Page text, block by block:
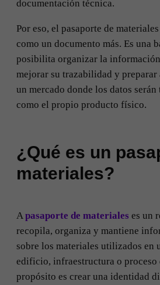
documentación técnica.
Por eso, el pasaporte de
como un documento más. Es una
posibilita organizar la
mejorar su trazabilidad y preparar
un mercado donde los datos
como el propio producto físico.
¿Qué es un
materiales?
A pasaporte de materiales es un
recopila, organiza y mantiene
sobre los materiales utilizados en
edificio, infraestructura o proceso
propósito es crear una identidad